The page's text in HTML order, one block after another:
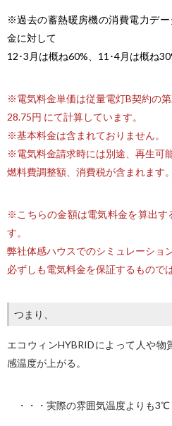
※過去の蓄熱暖房機の消費電力デ
金に対して
12･3月は概ね60%、11･4月は概ね
※電気料金単価は従量電灯B契約の
28.75円 にて計算しています。
※基本料金は含まれておりません。
※電気料金請求時には別途、再生可
燃料費調整額、消費税が含まれます。
※こちらの金額は電気料金を算出す
す。
弊社体感ハウスでのシミュレーショ
必ずしも電気料金を保証するもので
つまり、
エコウィンHYBRIDによって人や
感温度が上がる。
・・・実際の雰囲気温度よりも